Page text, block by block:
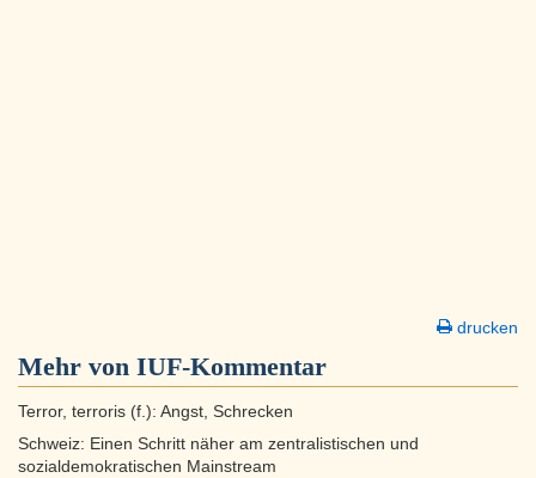
drucken
Mehr von IUF-Kommentar
Terror, terroris (f.): Angst, Schrecken
Schweiz: Einen Schritt näher am zentralistischen und
sozialdemokratischen Mainstream